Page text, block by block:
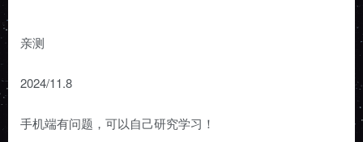
亲测
2024/11.8
手机端有问题，可以自己研究学习！